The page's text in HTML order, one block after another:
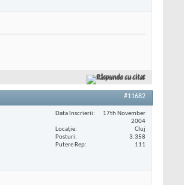
Răspunde cu citat
#11682
Data înscrierii
17th November
2004
Locaţie
Cluj
Posturi
3.358
Putere Rep
111